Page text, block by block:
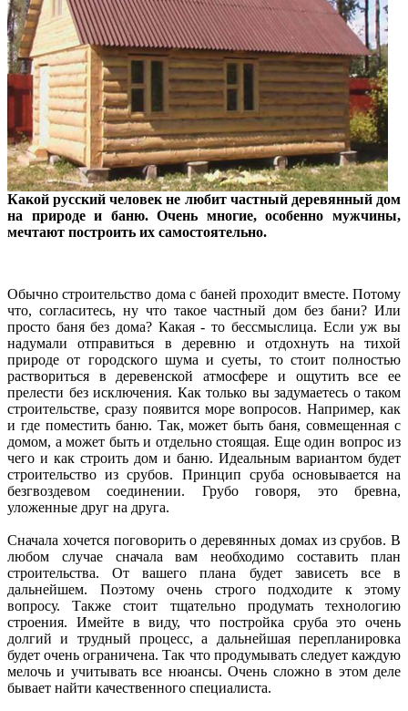
Какой русский человек не любит частный деревянный дом
на природе и баню. Очень многие, особенно мужчины,
мечтают построить их самостоятельно.
Обычно строительство дома с баней проходит вместе. Потому
что, согласитесь, ну что такое частный дом без бани? Или
просто баня без дома? Какая - то бессмыслица. Если уж вы
надумали отправиться в деревню и отдохнуть на тихой
природе от городского шума и суеты, то стоит полностью
раствориться в деревенской атмосфере и ощутить все ее
прелести без исключения. Как только вы задумаетесь о таком
строительстве, сразу появится море вопросов. Например, как
и где поместить баню. Так, может быть баня, совмещенная с
домом, а может быть и отдельно стоящая. Еще один вопрос из
чего и как строить дом и баню. Идеальным вариантом будет
строительство из срубов. Принцип сруба основывается на
безгвоздевом соединении. Грубо говоря, это бревна,
уложенные друг на друга.
Сначала хочется поговорить о деревянных домах из срубов. В
любом случае сначала вам необходимо составить план
строительства. От вашего плана будет зависеть все в
дальнейшем. Поэтому очень строго подходите к этому
вопросу. Также стоит тщательно продумать технологию
строения. Имейте в виду, что постройка сруба это очень
долгий и трудный процесс, а дальнейшая перепланировка
будет очень ограничена. Так что продумывать следует каждую
мелочь и учитывать все нюансы. Очень сложно в этом деле
бывает найти качественного специалиста.